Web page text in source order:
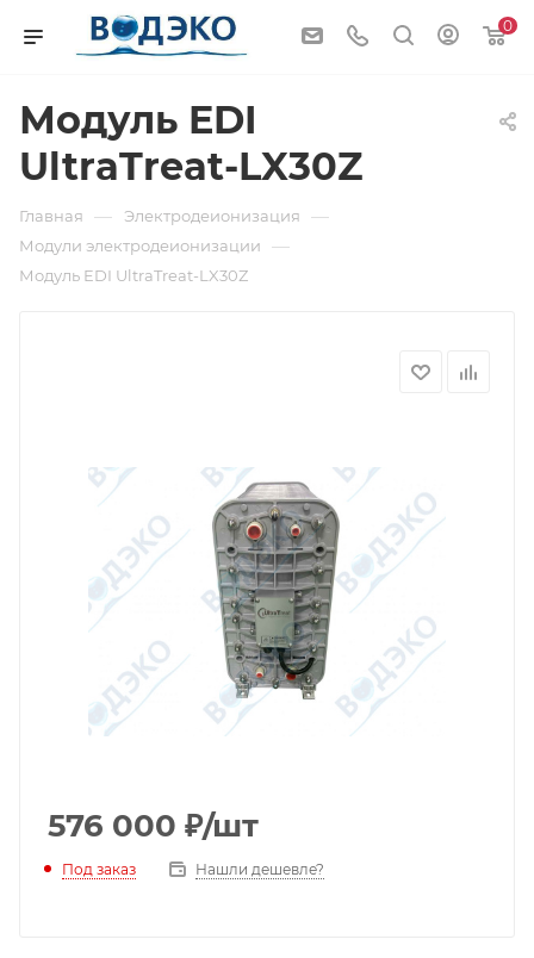
0
Модуль EDI
UltraTreat-LX30Z
Главная — Электродеионизация —
Модули электродеионизации —
Модуль EDI UltraTreat-LX30Z
576 000 ₽/шт
Под заказ Нашли дешевле?